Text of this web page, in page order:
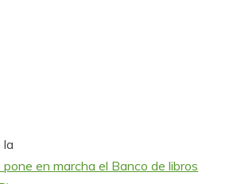
la
pone en marcha el Banco de libros